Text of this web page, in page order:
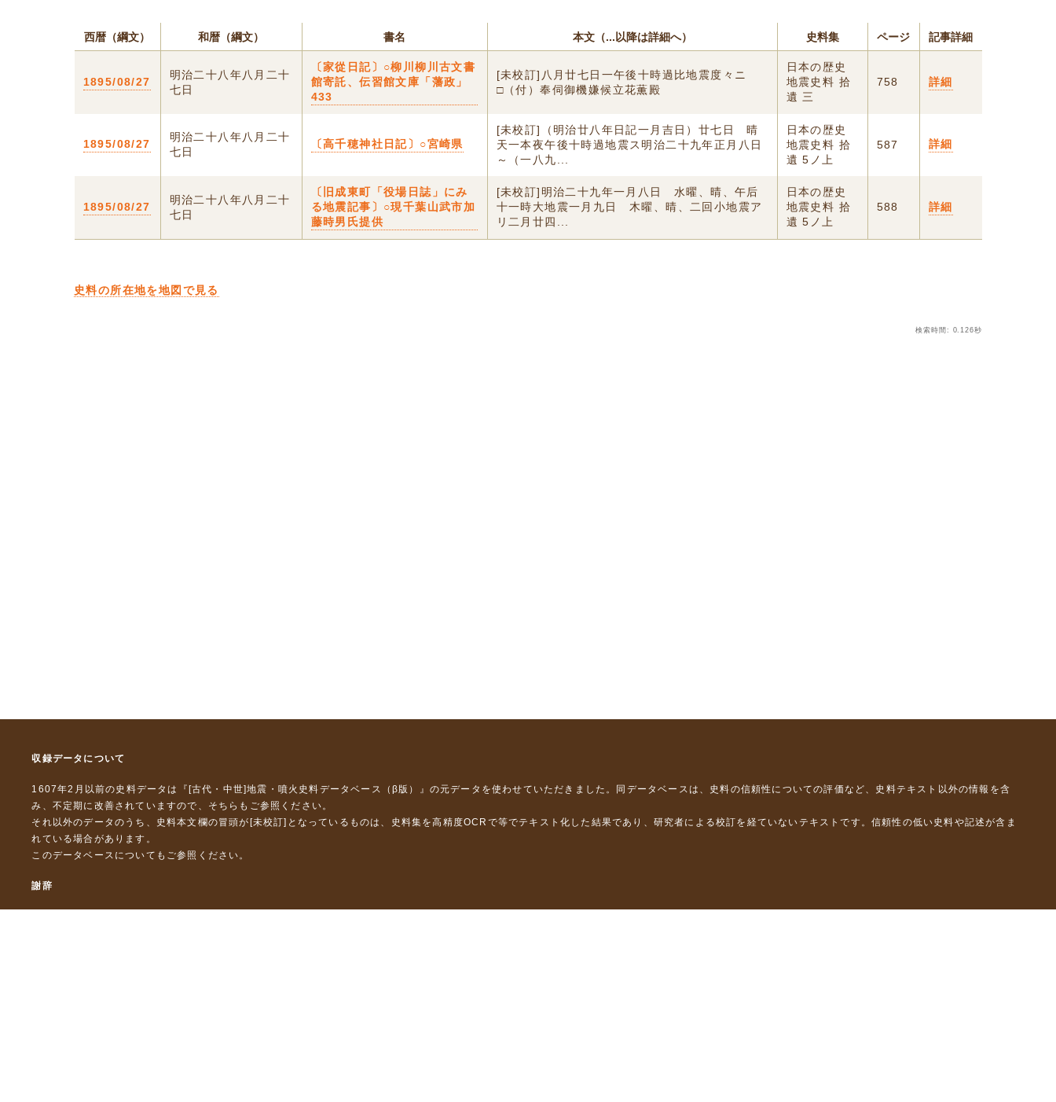
西暦（綱文） 和暦（綱文） 書名 本文（...以降は詳細へ） 史料集 ページ 記事詳細
1895/08/27
明治二十八年八月二十
七日
〔家從日記〕○柳川柳川古文書
館寄託、伝習館文庫「藩政」
433
[未校訂]八月廿七日一午後十時過比地震度々ニ
□（付）奉伺御機嫌候立花薫殿
日本の歴史
地震史料 拾
遺 三
758 詳細
1895/08/27
明治二十八年八月二十
七日
〔高千穂神社日記〕○宮崎県
[未校訂]（明治廿八年日記一月吉日）廿七日 晴
天一本夜午後十時過地震ス明治二十九年正月八日
～（一八九...
日本の歴史
地震史料 拾
遺 5ノ上
587 詳細
1895/08/27
明治二十八年八月二十
七日
〔旧成東町「役場日誌」にみ
る地震記事〕○現千葉山武市加
藤時男氏提供
[未校訂]明治二十九年一月八日 水曜、晴、午后
十一時大地震一月九日 木曜、晴、二回小地震ア
リ二月廿四...
日本の歴史
地震史料 拾
遺 5ノ上
588 詳細
史料の所在地を地図で見る
検索時間: 0.126秒
収録データについて
1607年2月以前の史料データは『 [古代・中世]地震・噴火史料データベース（β版）』 の元データを使わせていただきました。同データベースは、史料の信頼性についての評価など、史料テキスト以外の情報を含
み、不定期に改善されていますので、 そちら もご参照ください。
それ以外のデータのうち、史料本文欄の冒頭が[未校訂]となっているものは、史料集を高精度OCRで等でテキスト化した結果であり、研究者による校訂を経ていないテキストです。信頼性の低い史料や記述が含ま
れている場合があります。
このデータベースについて もご参照ください。
謝辞